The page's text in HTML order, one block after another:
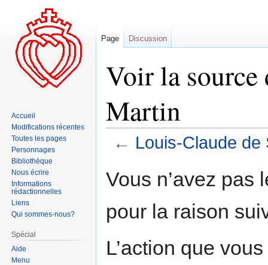
Voir la source
Martin
← Louis-Claude de
à
navigation
à
recherche
Vous n’avez pas
pour la raison
L’action que
Page Discussion
Accueil
Modifications récentes
Toutes les pages
Personnages
Bibliothèque
Nous écrire
Informations
rédactionnelles
Liens
Qui sommes-nous?
Spécial
Aide
Menu